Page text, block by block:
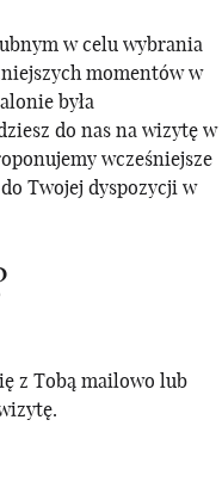
w celu wybrania
momentów w
była
do nas na wizytę w
wcześniejsze
Twojej dyspozycji w
z Tobą mailowo lub